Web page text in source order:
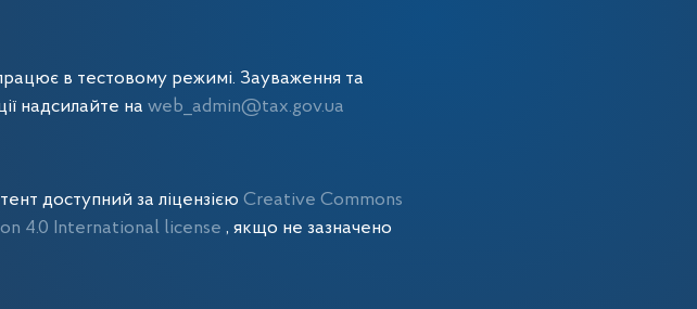
в тестовому режимі. Зауваження та
надсилайте на web_admin@tax.gov.ua
доступний за ліцензією Creative Commons
4.0 International license , якщо не зазначено